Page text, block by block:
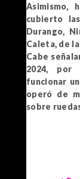
Asimismo,
cubierto
Durango,
Caleta, de
Cabe
2024, por
funcionar
operó de
sobre